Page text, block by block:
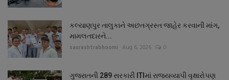
કલ્યાણપુર તાલુકાને અછતગ્રસ્ત જાહેર કરવાની માંગ,
મામલતદારને...
saurashtrabhoomi Aug 6, 2026 0
ગુજરાતની 289 સરકારી ITIમાં રાજ્યવ્યાપી વૃક્ષારોપણ